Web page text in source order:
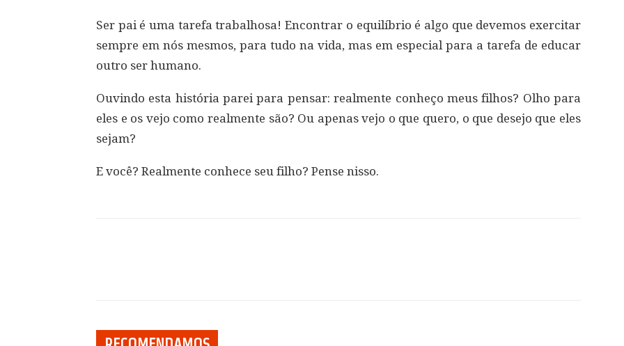
Ser pai é uma tarefa trabalhosa! Encontrar o equilíbrio é algo que devemos exercitar
sempre em nós mesmos, para tudo na vida, mas em especial para a tarefa de educar
outro ser humano.
Ouvindo esta história parei para pensar: realmente conheço meus filhos? Olho para
eles e os vejo como realmente são? Ou apenas vejo o que quero, o que desejo que eles
sejam?
E você? Realmente conhece seu filho? Pense nisso.